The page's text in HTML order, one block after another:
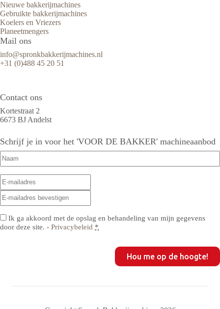
Nieuwe bakkerijmachines
Gebruikte bakkerijmachines
Koelers en Vriezers
Planeetmengers
Mail ons
info@spronkbakkerijmachines.nl
+31 (0)488 45 20 51
Contact ons
Kortestraat 2
6673 BJ Andelst
Schrijf je in voor het 'VOOR DE BAKKER' machineaanbod
Naam
E-
mailadres(Vereist)
Privacy(Vereist)
Ik ga akkoord met de opslag en behandeling van mijn gegevens
door deze site. - Privacybeleid *